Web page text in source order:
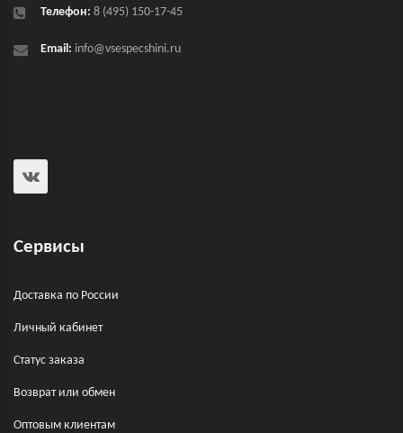
Телефон: 8 (495) 150-17-45
Email: info@vsespecshini.ru
Сервисы
Доставка по России
Личный кабинет
Статус заказа
Возврат или обмен
Оптовым клиентам